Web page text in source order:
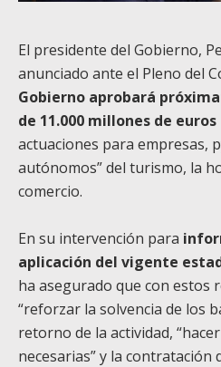
El presidente del Gobierno,
anunciado ante el Pleno del
Gobierno aprobará
de 11.000 millones de euros
actuaciones para empresas,
autónomos” del turismo, la
comercio.
En su intervención para
aplicación del vigente
ha asegurado que con estos
“reforzar la solvencia de los
retorno de la actividad,
necesarias” y la contratación